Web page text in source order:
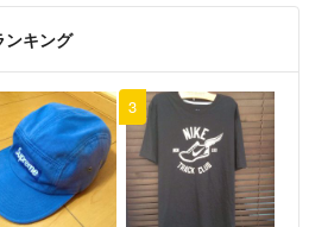
ンキング
3